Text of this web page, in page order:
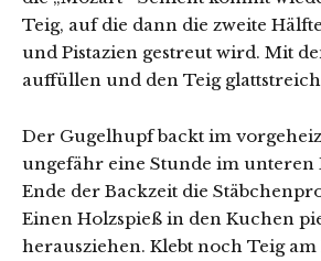
Teig, auf die dann die zweite
und Pistazien gestreut wird. Mit
auffüllen und den Teig
Der Gugelhupf backt im
ungefähr eine Stunde im unteren
Ende der Backzeit die
Einen Holzspieß in den Kuchen
herausziehen. Klebt noch Teig